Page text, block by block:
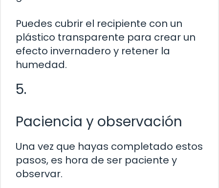
Puedes cubrir el recipiente con un
plástico transparente para crear un
efecto invernadero y retener la
humedad.
5.
Paciencia y observación
Una vez que hayas completado estos
pasos, es hora de ser paciente y
observar.